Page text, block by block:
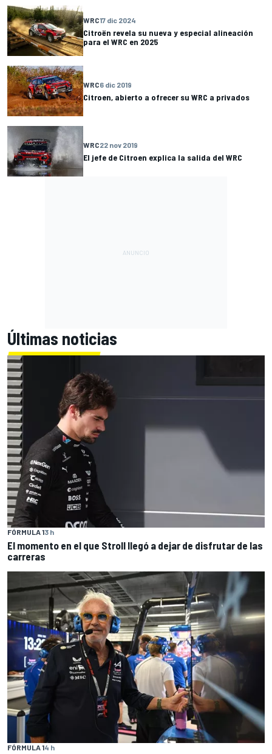
WRC17 dic 2024
Citroën revela su nueva y especial alineación
para el WRC en 2025
WRC6 dic 2019
Citroen, abierto a ofrecer su WRC a privados
WRC22 nov 2019
El jefe de Citroen explica la salida del WRC
Últimas noticias
FÓRMULA 13 h
El momento en el que Stroll llegó a dejar de disfrutar de las
carreras
FÓRMULA 14 h